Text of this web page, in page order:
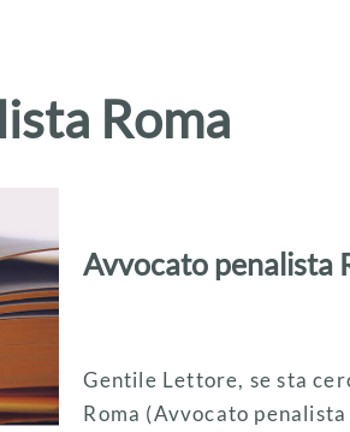
Roma
Avvocato penalista
Gentile Lettore, se sta
Roma (Avvocato